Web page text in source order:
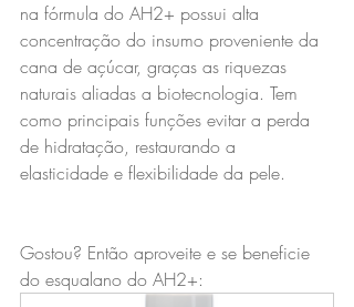
na fórmula do AH2+ possui alta
concentração do insumo proveniente da
cana de açúcar, graças as riquezas
naturais aliadas a biotecnologia. Tem
como principais funções evitar a perda
de hidratação, restaurando a
elasticidade e flexibilidade da pele.
Gostou? Então aproveite e se beneficie
do esqualano do AH2+: